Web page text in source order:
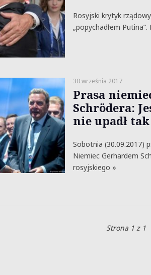
Rosyjski krytyk
„popychadłem
30 września 2017
Prasa
Schrödera:
nie upadł
Sobotnia (30.09.2017)
Niemiec Gerhardem
rosyjskiego »
Strona 1 z 1